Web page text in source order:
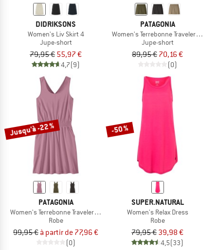
DIDRIKSONS
Women's Liv Skirt 4
Jupe-short
79,95 € 55,97 €
4,7(9)
PATAGONIA
Women's Terrebonne Traveler Skort
Jupe-short
89,95 € 70,16 €
(0)
Jusqu'à -22 %
PATAGONIA
Women's Terrebonne Traveler Dress
Robe
99,95 € à partir de 77,96 €
(0)
-50 %
SUPER.NATURAL
Women's Relax Dress
Robe
79,95 € 39,98 €
4,5(33)